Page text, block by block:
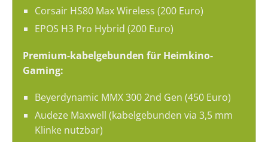
Corsair HS80 Max Wireless (200 Euro)
EPOS H3 Pro Hybrid (200 Euro)
Premium-kabelgebunden für Heimkino-
Gaming:
Beyerdynamic MMX 300 2nd Gen (450 Euro)
Audeze Maxwell (kabelgebunden via 3,5 mm
Klinke nutzbar)